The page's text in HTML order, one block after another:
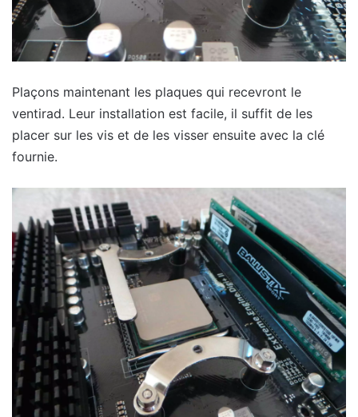
Plaçons maintenant les plaques qui recevront le
ventirad. Leur installation est facile, il suffit de les
placer sur les vis et de les visser ensuite avec la clé
fournie.